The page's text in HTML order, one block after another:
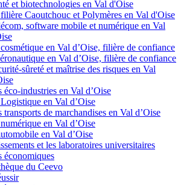
et biotechnologies en Val d'Oise
Caoutchouc et Polymères en Val d'Oise
software mobile et numérique en Val
en Val d’Oise, filière de confiance
en Val d’Oise, filière de confiance
sûreté et maîtrise des risques en Val
éco-industries en Val d’Oise
en Val d’Oise
transports de marchandises en Val d’Oise
en Val d’Oise
en Val d’Oise
et les laboratoires universitaires
économiques
du Ceevo